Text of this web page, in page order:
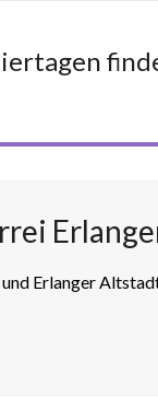
Erlanger